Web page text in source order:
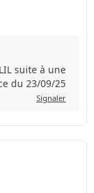
suite à une
du 23/09/25
Signaler